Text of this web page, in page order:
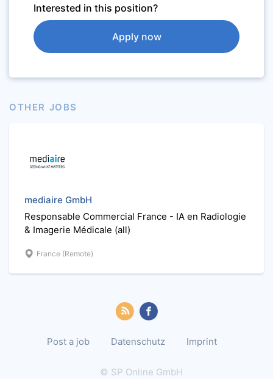
Interested in this position?
Apply now
OTHER JOBS
mediaire GmbH
Responsable Commercial France - IA en Radiologie
& Imagerie Médicale (all)
France (Remote)
Post a job Datenschutz Imprint
© SP Online GmbH